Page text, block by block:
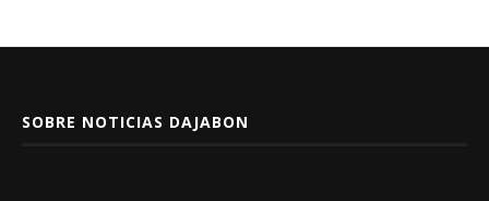
SOBRE NOTICIAS DAJABON